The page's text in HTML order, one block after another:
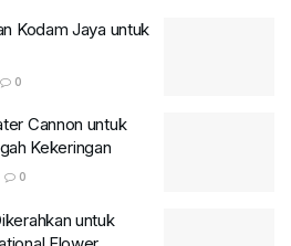
Kodam Jaya untuk
0
Cannon untuk
Kekeringan
0
untuk